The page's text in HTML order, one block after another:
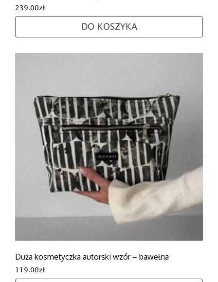
239.00zł
DO KOSZYKA
Duża kosmetyczka autorski wzór – bawełna
119.00zł